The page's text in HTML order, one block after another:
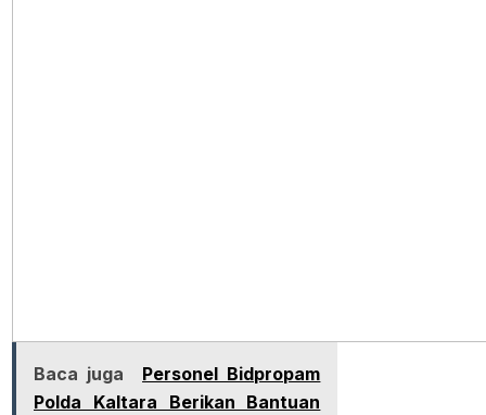
Baca juga
Personel Bidpropam
Polda Kaltara Berikan Bantuan